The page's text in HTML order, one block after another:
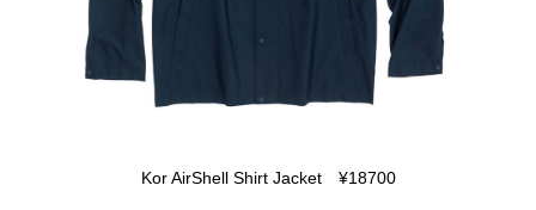
Kor AirShell Shirt Jacket ¥18700